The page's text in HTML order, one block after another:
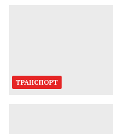
ТРАНСПОРТ